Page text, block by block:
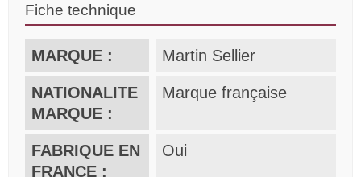
Fiche technique
MARQUE : Martin Sellier
NATIONALITE
MARQUE :
Marque française
FABRIQUE EN
FRANCE :
Oui